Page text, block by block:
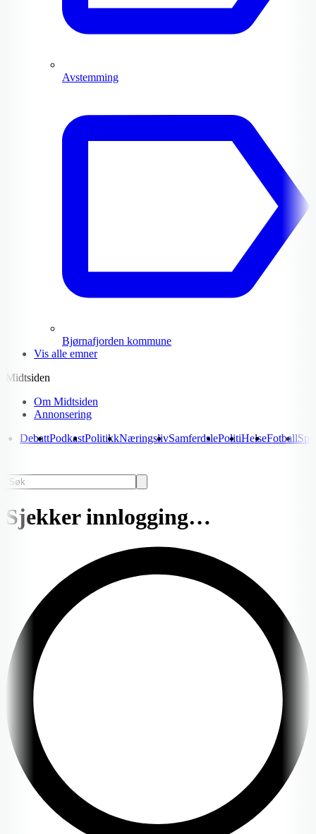
Avstemming
Bjørnafjorden kommune
Vis alle emner
Midtsiden
Om Midtsiden
Annonsering
DebattPodkastPolitikkNæringslivSamferdslePolitiHelseFotball
Sjekker innlogging…